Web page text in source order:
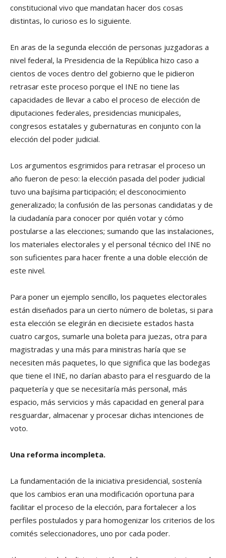
constitucional vivo que mandatan hacer dos cosas
distintas, lo curioso es lo siguiente.
En aras de la segunda elección de personas juzgadoras a
nivel federal, la Presidencia de la República hizo caso a
cientos de voces dentro del gobierno que le pidieron
retrasar este proceso porque el INE no tiene las
capacidades de llevar a cabo el proceso de elección de
diputaciones federales, presidencias municipales,
congresos estatales y gubernaturas en conjunto con la
elección del poder judicial.
Los argumentos esgrimidos para retrasar el proceso un
año fueron de peso: la elección pasada del poder judicial
tuvo una bajísima participación; el desconocimiento
generalizado; la confusión de las personas candidatas y de
la ciudadanía para conocer por quién votar y cómo
postularse a las elecciones; sumando que las instalaciones,
los materiales electorales y el personal técnico del INE no
son suficientes para hacer frente a una doble elección de
este nivel.
Para poner un ejemplo sencillo, los paquetes electorales
están diseñados para un cierto número de boletas, si para
esta elección se elegirán en diecisiete estados hasta
cuatro cargos, sumarle una boleta para juezas, otra para
magistradas y una más para ministras haría que se
necesiten más paquetes, lo que significa que las bodegas
que tiene el INE, no darían abasto para el resguardo de la
paquetería y que se necesitaría más personal, más
espacio, más servicios y más capacidad en general para
resguardar, almacenar y procesar dichas intenciones de
voto.
Una reforma incompleta.
La fundamentación de la iniciativa presidencial, sostenía
que los cambios eran una modificación oportuna para
facilitar el proceso de la elección, para fortalecer a los
perfiles postulados y para homogenizar los criterios de los
comités seleccionadores, uno por cada poder.